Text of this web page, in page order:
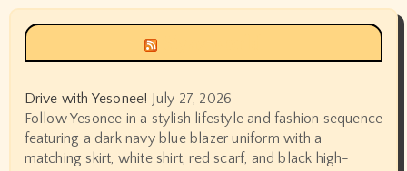
Drive with Yesonee! July 27, 2026
Follow Yesonee in a stylish lifestyle and fashion sequence
featuring a dark navy blue blazer uniform with a
matching skirt, white shirt, red scarf, and black high-